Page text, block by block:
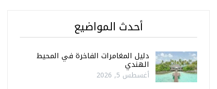
أحدث المواضيع
دليل المغامرات الفاخرة في المحيط
الهندي
أغسطس 5, 2026